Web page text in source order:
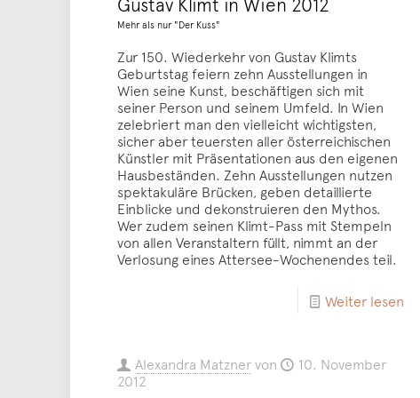
Mehr als nur "Der Kuss"
Zur 150. Wiederkehr von Gustav Klimts
Geburtstag feiern zehn Ausstellungen in
Wien seine Kunst, beschäftigen sich mit
seiner Person und seinem Umfeld. In Wien
zelebriert man den vielleicht wichtigsten,
sicher aber teuersten aller österreichischen
Künstler mit Präsentationen aus den eigenen
Hausbeständen. Zehn Ausstellungen nutzen
spektakuläre Brücken, geben detaillierte
Einblicke und dekonstruieren den Mythos.
Wer zudem seinen Klimt-Pass mit Stempeln
von allen Veranstaltern füllt, nimmt an der
Verlosung eines Attersee-Wochenendes teil.
Weiter lesen
Alexandra Matznervon
10. November
2012